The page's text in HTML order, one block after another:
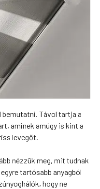
bemutatni. Távol tartja a
aminek amúgy is kint a
levegőt.
nézzük meg, mit tudnak
tartósabb anyagból
hogy ne